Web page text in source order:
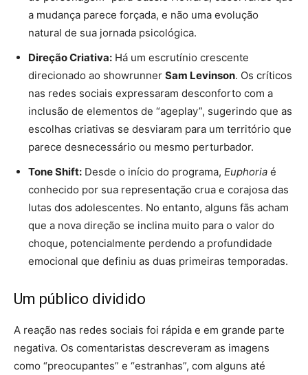
a mudança parece forçada, e não uma evolução
natural de sua jornada psicológica.
Direção Criativa: Há um escrutínio crescente
direcionado ao showrunner Sam Levinson. Os críticos
nas redes sociais expressaram desconforto com a
inclusão de elementos de “ageplay”, sugerindo que as
escolhas criativas se desviaram para um território que
parece desnecessário ou mesmo perturbador.
Tone Shift: Desde o início do programa, Euphoria é
conhecido por sua representação crua e corajosa das
lutas dos adolescentes. No entanto, alguns fãs acham
que a nova direção se inclina muito para o valor do
choque, potencialmente perdendo a profundidade
emocional que definiu as duas primeiras temporadas.
Um público dividido
A reação nas redes sociais foi rápida e em grande parte
negativa. Os comentaristas descreveram as imagens
como “preocupantes” e “estranhas”, com alguns até